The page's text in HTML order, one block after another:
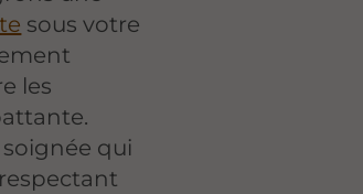
sous votre
les
qui